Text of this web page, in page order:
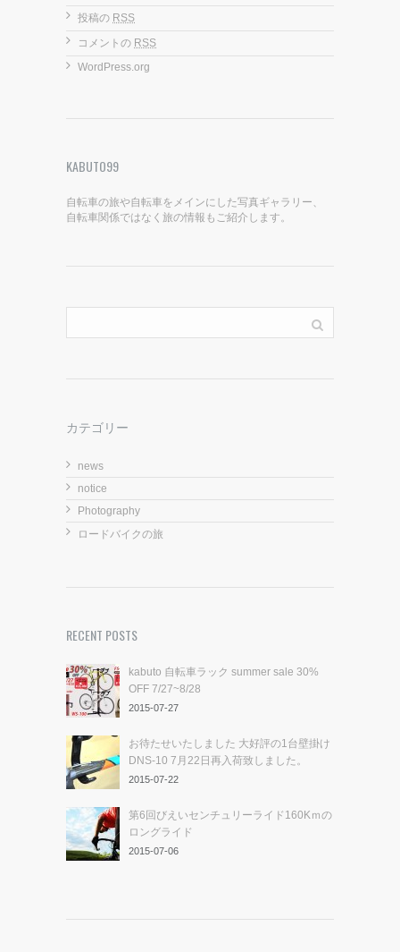
投稿の RSS
コメントの RSS
WordPress.org
KABUTO99
自転車の旅や自転車をメインにした写真ギャラリー、
自転車関係ではなく旅の情報もご紹介します。
カテゴリー
news
notice
Photography
ロードバイクの旅
RECENT POSTS
kabuto 自転車ラック summer sale 30%
OFF 7/27~8/28
2015-07-27
お待たせいたしました 大好評の1台壁掛け
DNS-10 7月22日再入荷致しました。
2015-07-22
第6回びえいセンチュリーライド160Kｍの
ロングライド
2015-07-06